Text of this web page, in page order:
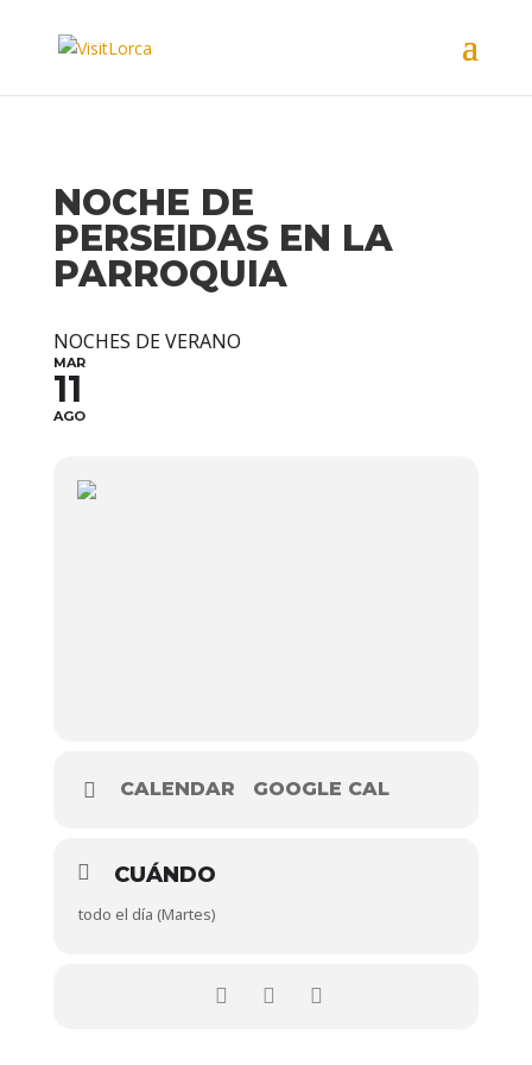
NOCHE DE
PERSEIDAS EN LA
PARROQUIA
NOCHES DE VERANO
MAR
11
AGO
CALENDAR GOOGLE CAL
CUÁNDO
todo el día (Martes)